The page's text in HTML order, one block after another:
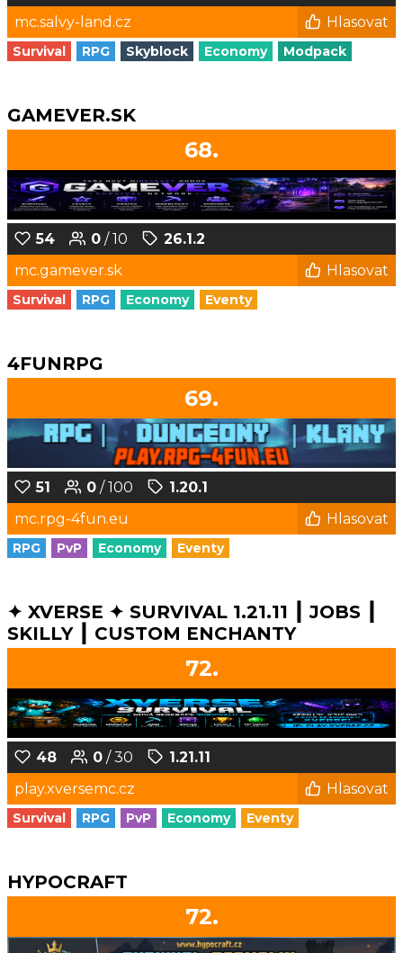
mc.salvy-land.cz
Hlasovat
Survival RPG Skyblock Economy Modpack
GAMEVER.SK
68.
54 0 / 10
26.1.2
mc.gamever.sk
Hlasovat
Survival RPG Economy Eventy
4FUNRPG
69.
51 0 / 100
1.20.1
mc.rpg-4fun.eu
Hlasovat
RPG PvP Economy Eventy
✦ XVERSE ✦ SURVIVAL 1.21.11 ┃ JOBS ┃
SKILLY ┃ CUSTOM ENCHANTY
72.
48 0 / 30
1.21.11
play.xversemc.cz
Hlasovat
Survival RPG PvP Economy Eventy
HYPOCRAFT
72.